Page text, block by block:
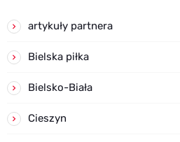
artykuły partnera
Bielska piłka
Bielsko-Biała
Cieszyn